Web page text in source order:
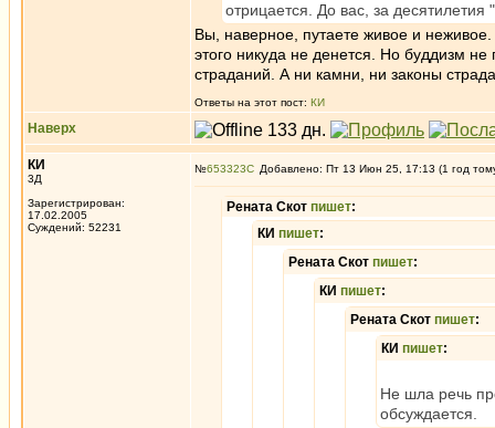
отрицается. До вас, за
Вы, наверное, путаете живое и
этого никуда не денется. Но буддизм
страданий. А ни камни, ни законы
Ответы на этот пост: КИ
Наверх
КИ
3Д
Зарегистрирован:
17.02.2005
Суждений: 52231
№653323 Добавлено: Пт 13 Июн 25, 17:13 (1 год
Рената Скот пишет:
КИ пишет:
Рената Скот пишет:
КИ пишет:
Рената Скот пишет:
КИ пишет:
Не шла речь
обсуждается.